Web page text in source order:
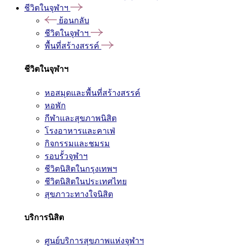
ชีวิตในจุฬาฯ
ย้อนกลับ
ชีวิตในจุฬาฯ
พื้นที่สร้างสรรค์
ชีวิตในจุฬาฯ
หอสมุดและพื้นที่สร้างสรรค์
หอพัก
กีฬาและสุขภาพนิสิต
โรงอาหารและคาเฟ่
กิจกรรมและชมรม
รอบรั้วจุฬาฯ
ชีวิตนิสิตในกรุงเทพฯ
ชีวิตนิสิตในประเทศไทย
สุขภาวะทางใจนิสิต
บริการนิสิต
ศูนย์บริการสุขภาพแห่งจุฬาฯ